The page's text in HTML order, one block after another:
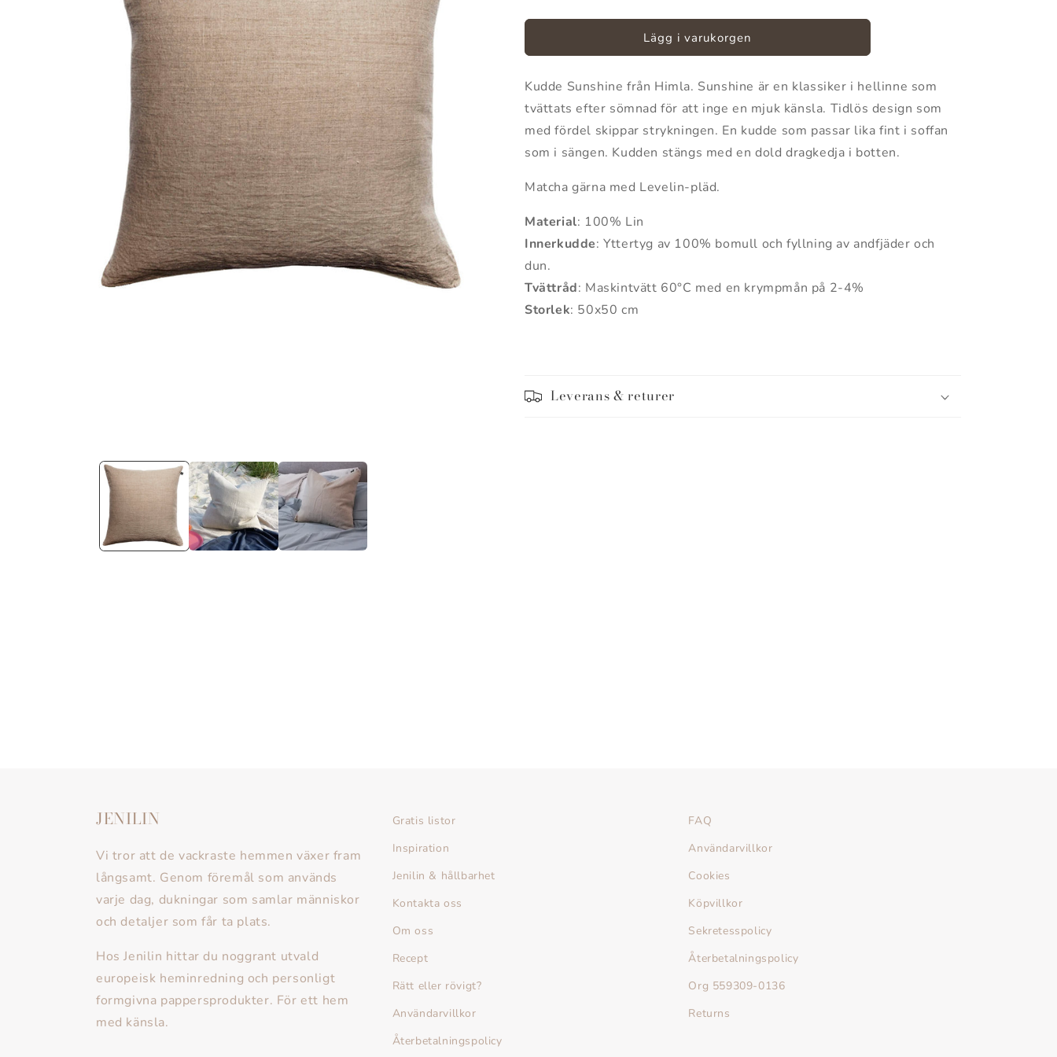
kvantitet
för
Kuddfodral
kvantitet
för
Sunshine
Kuddfodral
Lägg i varukorgen
Kudde Sunshine från Himla. Sunshine är en klassiker i hellinne som
tvättats efter sömnad för att inge en mjuk känsla. Tidlös design som
med fördel skippar strykningen. En kudde som passar lika fint i soffan
som i sängen. Kudden stängs med en dold dragkedja i botten.
Matcha gärna med Levelin-pläd.
Material: 100% Lin
Innerkudde: Yttertyg av 100% bomull och fyllning av andfjäder och
dun.
Tvättråd: Maskintvätt 60°C med en krympmån på 2-4%
Storlek: 50x50 cm
Leverans & returer
JENILIN
Vi tror att de vackraste hemmen växer fram
långsamt. Genom föremål som används
varje dag, dukningar som samlar människor
och detaljer som får ta plats.
Hos Jenilin hittar du noggrant utvald
europeisk heminredning och personligt
formgivna pappersprodukter. För ett hem
med känsla.
Gratis listor
Inspiration
Jenilin & hållbarhet
Kontakta oss
Om oss
Recept
Rätt eller rövigt?
Användarvillkor
Återbetalningspolicy
FAQ
Användarvillkor
Cookies
Köpvillkor
Sekretesspolicy
Återbetalningspolicy
Org 559309-0136
Returns